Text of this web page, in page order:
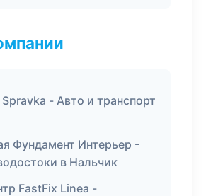
- Авто и транспорт
Фундамент Интерьер -
в Нальчик
FastFix Linea -